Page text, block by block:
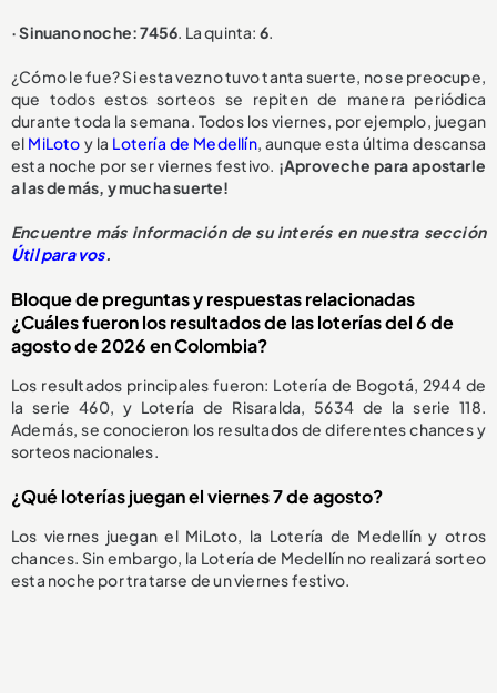
· Sinuano noche: 7456. La quinta: 6.
¿Cómo le fue? Si esta vez no tuvo tanta suerte, no se preocupe,
que todos estos sorteos se repiten de manera periódica
durante toda la semana. Todos los viernes, por ejemplo, juegan
el MiLoto y la Lotería de Medellín, aunque esta última descansa
esta noche por ser viernes festivo. ¡Aproveche para apostarle
a las demás, y mucha suerte!
Encuentre más información de su interés en nuestra sección
Útil para vos.
Bloque de preguntas y respuestas relacionadas
¿Cuáles fueron los resultados de las loterías del 6 de
agosto de 2026 en Colombia?
Los resultados principales fueron: Lotería de Bogotá, 2944 de
la serie 460, y Lotería de Risaralda, 5634 de la serie 118.
Además, se conocieron los resultados de diferentes chances y
sorteos nacionales.
¿Qué loterías juegan el viernes 7 de agosto?
Los viernes juegan el MiLoto, la Lotería de Medellín y otros
chances. Sin embargo, la Lotería de Medellín no realizará sorteo
esta noche por tratarse de un viernes festivo.